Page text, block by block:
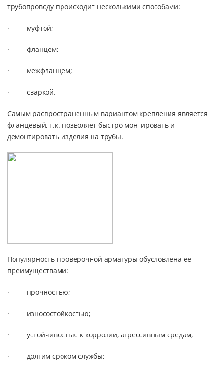
трубопроводу происходит несколькими способами:
· муфтой;
· фланцем;
· межфланцем;
· сваркой.
Самым распространенным вариантом крепления является
фланцевый, т.к. позволяет быстро монтировать и
демонтировать изделия на трубы.
Популярность проверочной арматуры обусловлена ее
преимуществами:
· прочностью;
· износостойкостью;
· устойчивостью к коррозии, агрессивным средам;
· долгим сроком службы;